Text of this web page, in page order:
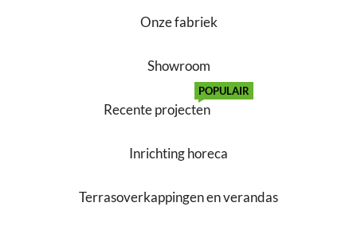
Onze fabriek
Showroom
Recente projecten
POPULAIR
Inrichting horeca
Terrasoverkappingen en verandas